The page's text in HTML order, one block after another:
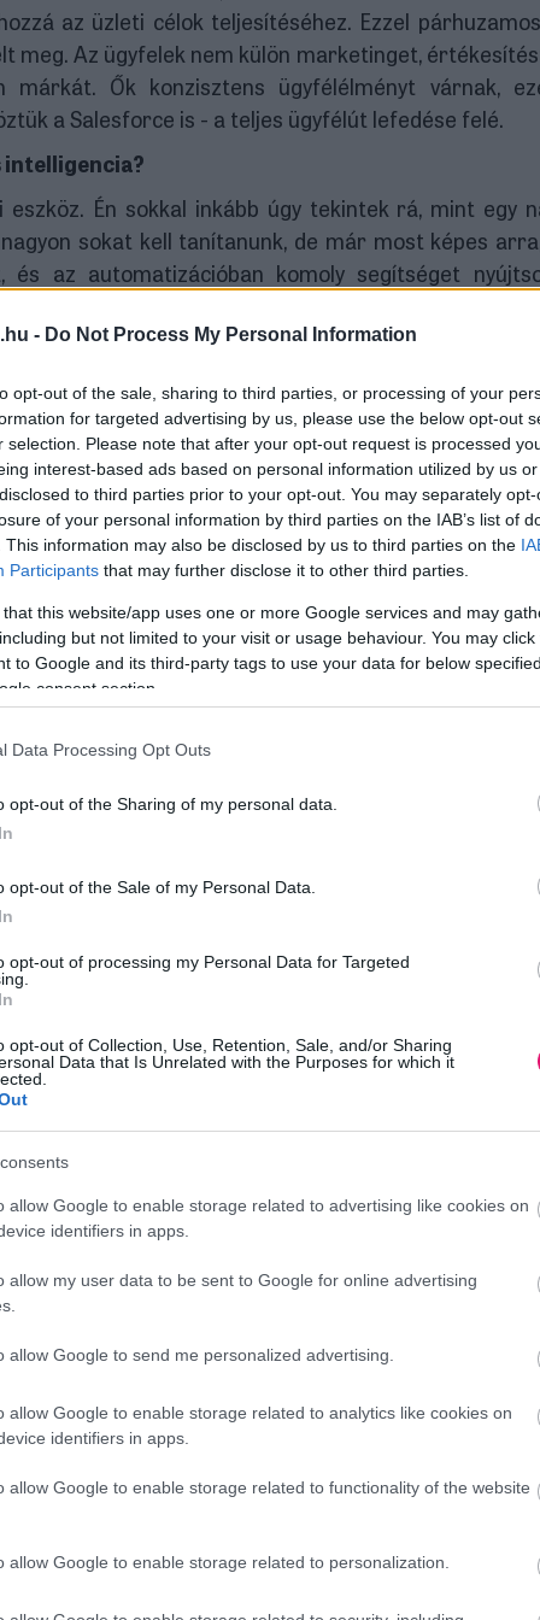
- Do Not Process My Personal Information
opt-out of the sale, sharing to third parties, or processing of your
for targeted advertising by us, please use the below opt-out
selection. Please note that after your opt-out request is processed
interest-based ads based on personal information utilized by us
to third parties prior to your opt-out. You may separately
of your personal information by third parties on the IAB’s list of
This information may also be disclosed by us to third parties on the
Participants that may further disclose it to other third parties.
that this website/app uses one or more Google services and may
but not limited to your visit or usage behaviour. You may
to Google and its third-party tags to use your data for below
consent section.
Data Processing Opt Outs
opt-out of the Sharing of my personal data.
opt-out of the Sale of my Personal Data.
opt-out of processing my Personal Data for Targeted
opt-out of Collection, Use, Retention, Sale, and/or Sharing
Data that Is Unrelated with the Purposes for which it
allow Google to enable storage related to advertising like cookies on
identifiers in apps.
allow my user data to be sent to Google for online advertising
allow Google to send me personalized advertising.
allow Google to enable storage related to analytics like cookies on
identifiers in apps.
allow Google to enable storage related to functionality of the website
allow Google to enable storage related to personalization.
az üzleti célok teljesítéséhez. Ezzel
meg. Az ügyfelek nem külön marketinget,
márkát. Ők konzisztens ügyfélélményt várnak,
a Salesforce is - a teljes ügyfélút lefedése felé.
intelligencia?
Én sokkal inkább úgy tekintek rá, mint egy
sokat kell tanítanunk, de már most képes
az automatizációban komoly segítséget
működését.
témája továbbra is az AI lesz?
mondjuk két évvel ezelőtt. A Salesforce minden
amelyben több ezer marketingvezetőt
téma, de változott a hozzáállás. Korábban sok
Ma már sokkal inkább az a kérdés, hogyan
kezdve valódi üzleti értéket teremtsen.
Nem arról van szó, hogy rosszak
elég ember a megnövekedett elvárások
a tartalomgyártás, a riporting vagy
amelyeket emberi erőforrással egyre
lesz szükség?
A prompt írás például szerintem rövid időn
tud prezentációt készíteni vagy keresni az
fog együtt dolgozni generatív AI-
az ügyfélbizalom kialakítása. Maga a technológia
nem jelent majd versenyelőnyt. Sokkal
hogyan tud erre építeni, és mennyire képes úgy
veszítse el az ügyfelek bizalmát. Ez egy nagyon
az adatvédelem között.
világban dolgozunk, valójában a humán
felül kell tudnunk bírálni az AI döntéseit,
együtt irányítanunk. Hamarosan nem
több digitális kollégával, akiket koordinálni és
Ez lesz szerintem a következő évek egyik
támogatói legyetek a Marketing Summitnak?
egyik legnagyobb technológiai partnere. De
hiszen az MMSZ-szel egész évben keressük a
a Marketing Summit egyszerre tudásmegosztó
rendkívül sokszínű: a gyorsan növekvő